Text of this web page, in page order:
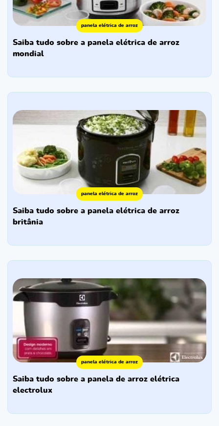
panela elétrica de arroz
saiba tudo sobre a panela elétrica de arroz
mondial
panela elétrica de arroz
saiba tudo sobre a panela elétrica de arroz
britânia
panela elétrica de arroz
saiba tudo sobre a panela de arroz elétrica
electrolux